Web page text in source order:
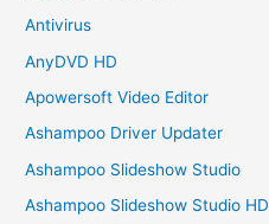
Antivirus
AnyDVD HD
Apowersoft Video Editor
Ashampoo Driver Updater
Ashampoo Slideshow Studio
Ashampoo Slideshow Studio HD